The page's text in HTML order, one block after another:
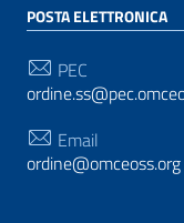
POSTA ELETTRONICA
PEC
Email
ordine@omceoss.org